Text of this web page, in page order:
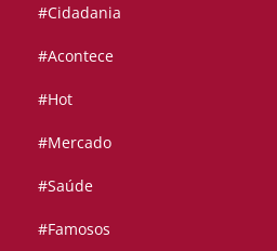
#Cidadania
#Acontece
#Hot
#Mercado
#Saúde
#Famosos